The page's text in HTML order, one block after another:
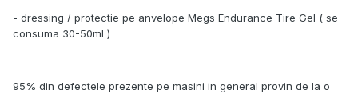
- dressing / protectie pe anvelope Megs Endurance Tire Gel ( se
consuma 30-50ml )
95% din defectele prezente pe masini in general provin de la o